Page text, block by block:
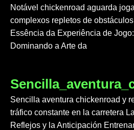
Notável chickenroad aguarda
complexos repletos de
Essência da Experiência de
Dominando a Arte da
Sencilla aventura chickenroad y
tráfico constante en la carretera
Reflejos y la Anticipación